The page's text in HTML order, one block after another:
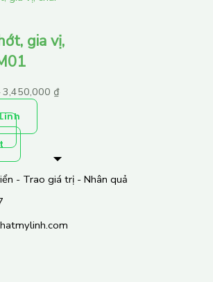
gia vị,
3,450,000 ₫
- Trao giá trị - Nhân quả